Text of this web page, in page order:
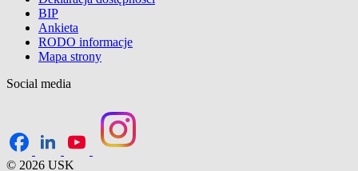
BIP
Ankieta
RODO informacje
Mapa strony
Social media
© 2026 USK